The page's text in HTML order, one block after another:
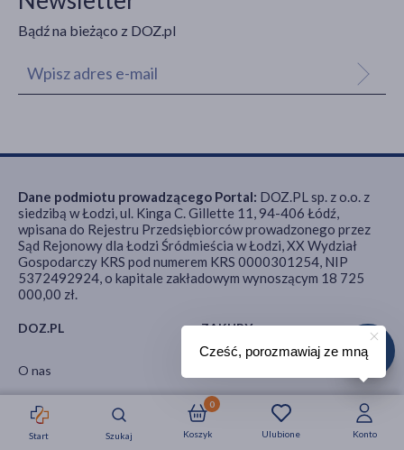
Strefa okazji Nowości Krótkie daty
Start Szukaj Ulubione
Koszyk
0
Konto
Bądź na bieżąco z DOZ.pl
DOZ.PL
O nas
Kontakt
ZAKUPY
Koszty dostawy
Reklamacje / Zwroty
Dane podmiotu prowadzącego Portal: DOZ.PL sp. z o.o. z
siedzibą w Łodzi, ul. Kinga C. Gillette 11, 94-406 Łódź,
wpisana do Rejestru Przedsiębiorców prowadzonego przez
Sąd Rejonowy dla Łodzi Śródmieścia w Łodzi, XX Wydział
Gospodarczy KRS pod numerem KRS 0000301254, NIP
5372492924, o kapitale zakładowym wynoszącym 18 725
000,00 zł.
Cześć, porozmawiaj ze mną